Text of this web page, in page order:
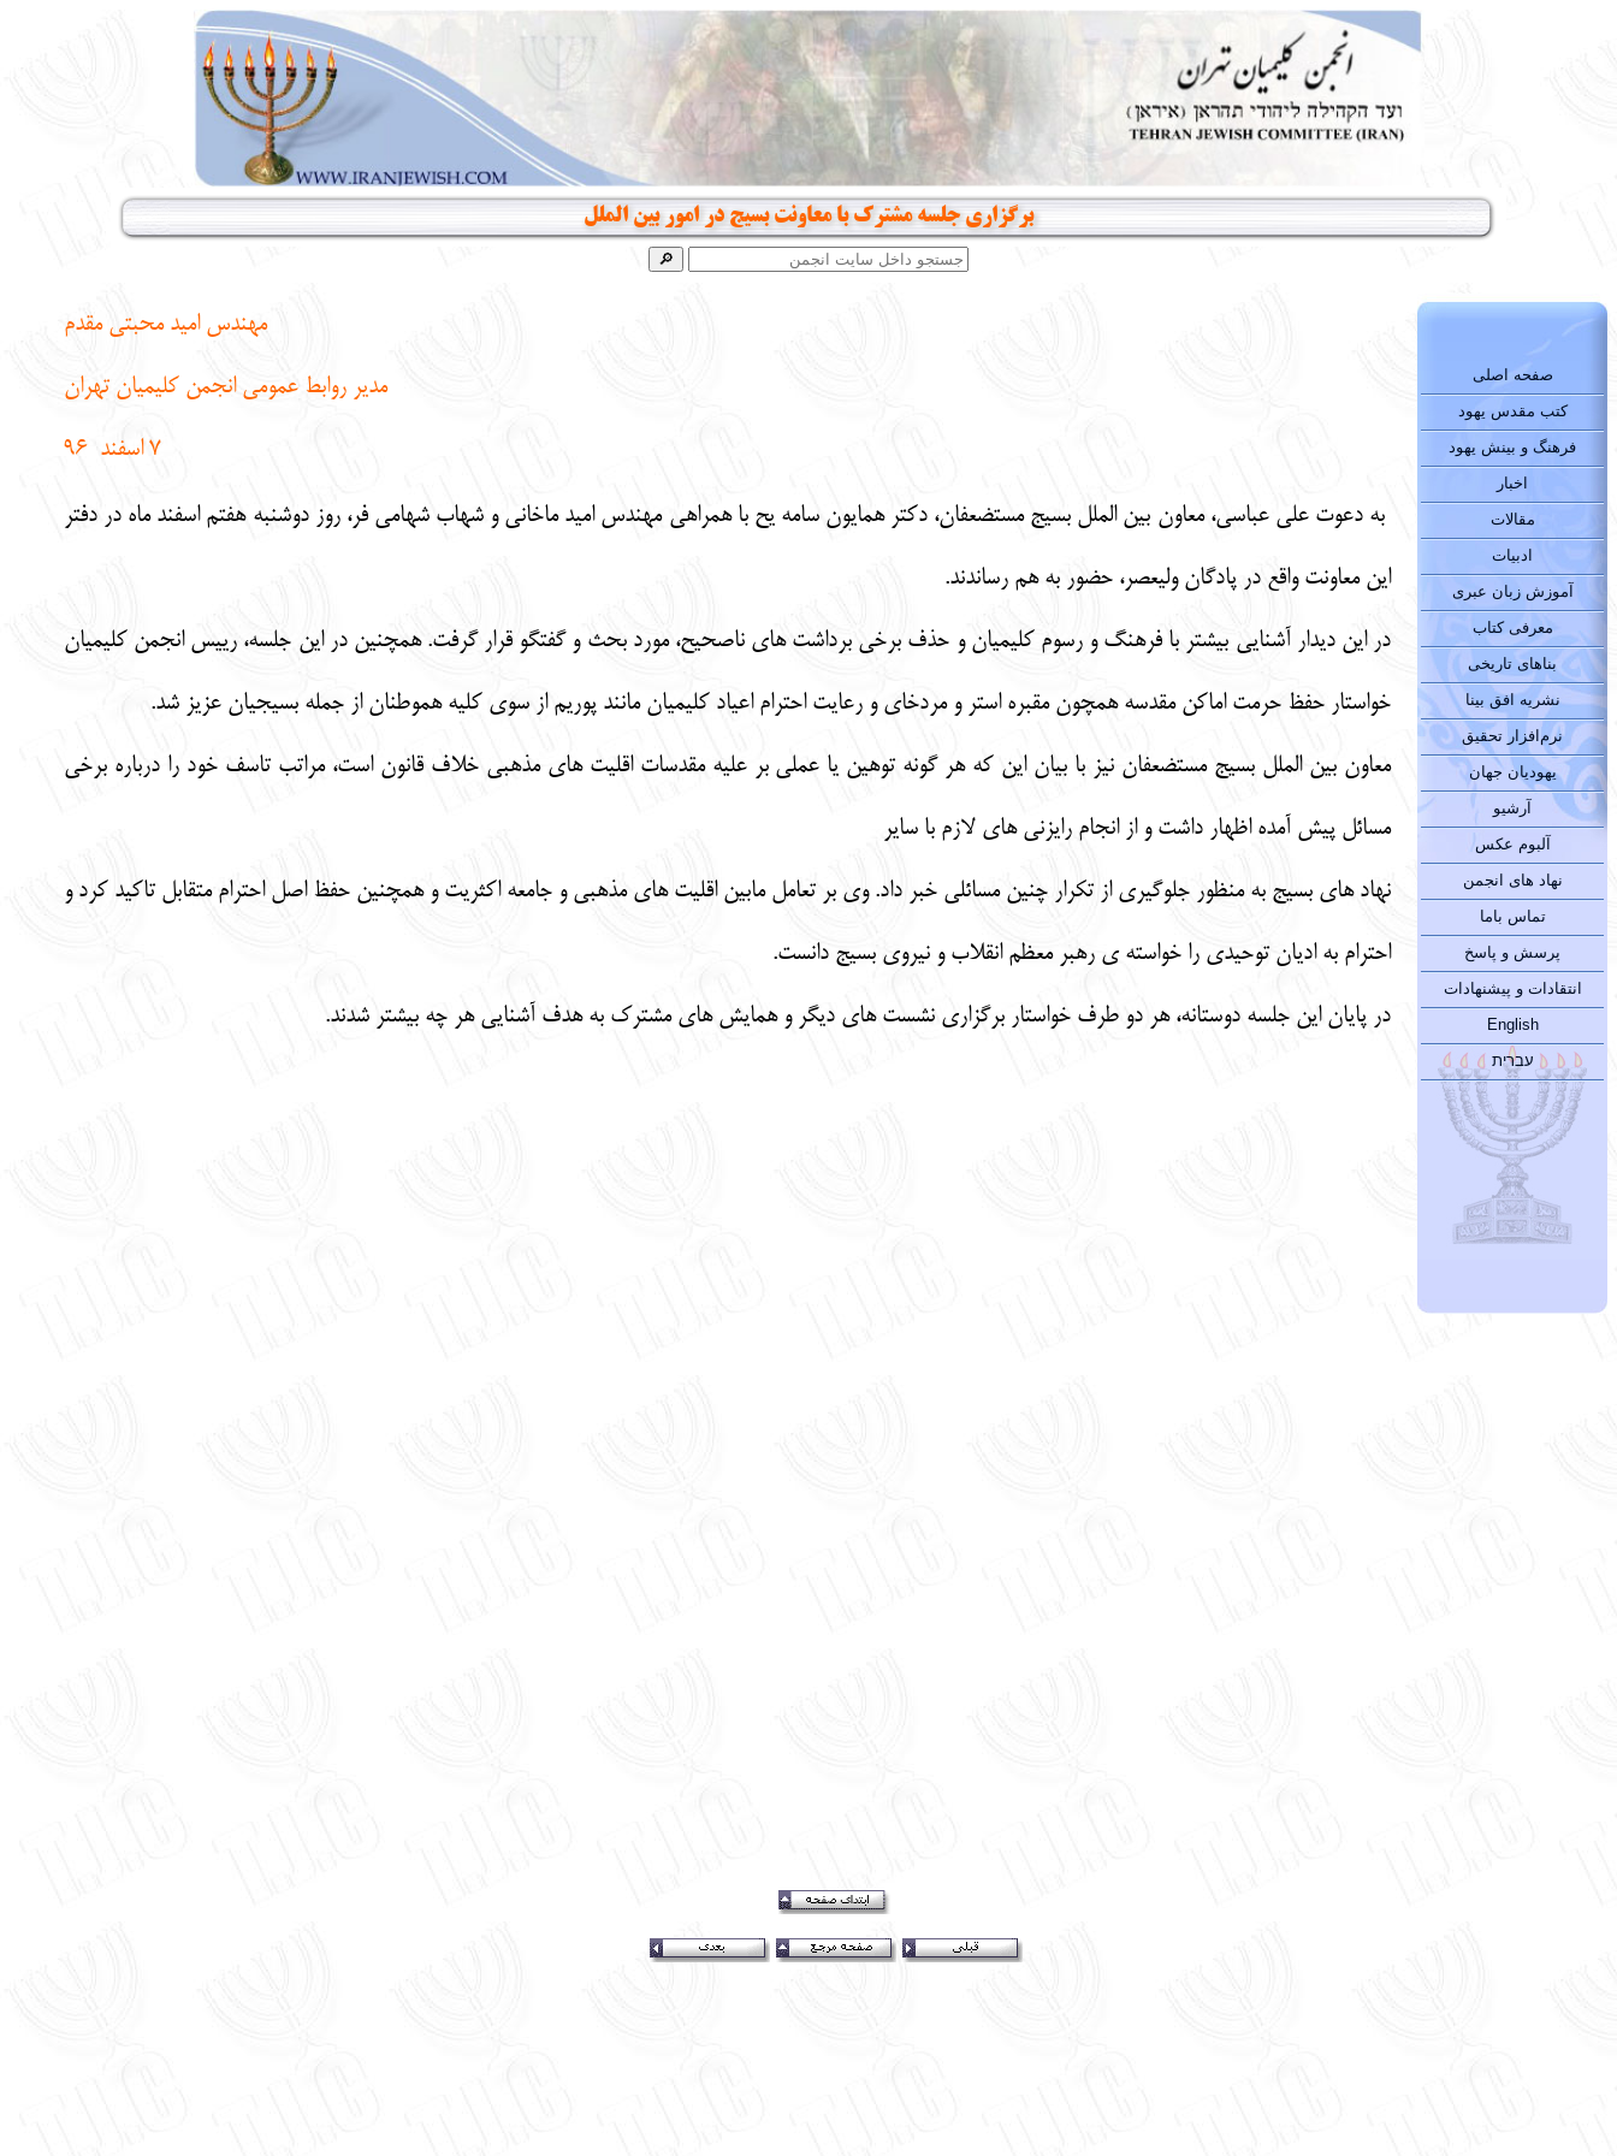
برگزاری جلسه مشترک با معاونت بسيج در امور بين الملل
صفحه اصلی
کتب مقدس یهود
فرهنگ و بینش یهود
اخبار
مقالات
ادبیات
آموزش زبان عبری
معرفی کتاب
بناهای تاریخی
نشریه افق بینا
نرم‌افزار تحقیق
یهودیان جهان
آرشیو
آلبوم عکس
نهاد های انجمن
تماس باما
پرسش و پاسخ
انتقادات و پیشنهادات
English
עברית
مهندس امید محبتی مقدم
مدیر روابط عمومی انجمن کلیمیان تهران
7 اسفند 96
به دعوت علی عباسی، معاون بین الملل بسیج مستضعفان، دكتر همايون سامه يح با همراهي مهندس اميد ماخاني و شهاب شهامي فر، روز دوشنبه هفتم اسفند ماه در دفتر
این معاونت واقع در پادگان وليعصر، حضور به هم رساندند.
در این دیدار آشنايي بيشتر با فرهنگ و رسوم كليميان و حذف برخي برداشت هاي ناصحیح، مورد بحث و گفتگو قرار گرفت. همچنين در اين جلسه، رییس انجمن كليميان
خواستار حفظ حرمت اماكن مقدسه همچون مقبره استر و مردخاي و رعایت احترام اعياد كليميان مانند پوريم از سوي کلیه هموطنان از جمله بسيجيان عزیز شد.
معاون بین الملل بسیج مستضعفان نيز با بیان اين كه هر گونه توهین یا عملی بر علیه مقدسات اقلیت های مذهبی خلاف قانون است، مراتب تاسف خود را درباره برخی
مسائل پیش آمده اظهار داشت و از انجام رایزنی های لازم با سایر
نهاد های بسیج به منظور جلوگیری از تکرار چنین مسائلی خبر داد. وی بر تعامل مابین اقلیت های مذهبی و جامعه اکثریت و همچنین حفظ اصل احترام متقابل تاکید کرد و
احترام به ادیان توحیدی را خواسته ی رهبر معظم انقلاب و نیروی بسیج دانست.
در پایان این جلسه دوستانه، هر دو طرف خواستار برگزاری نشست های دیگر و همایش های مشترک به هدف آشنایی هر چه بیشتر شدند.